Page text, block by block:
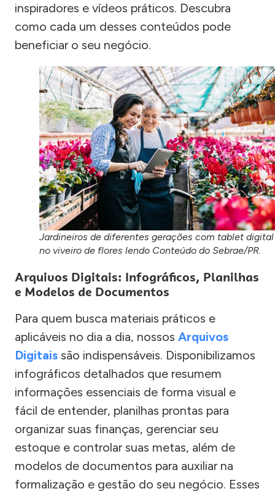
inspiradores e vídeos práticos. Descubra
como cada um desses conteúdos pode
beneficiar o seu negócio.
Jardineiros de diferentes gerações com tablet digital
no viveiro de flores lendo Conteúdo do Sebrae/PR.
Arquivos Digitais: Infográficos, Planilhas
e Modelos de Documentos
Para quem busca materiais práticos e
aplicáveis no dia a dia, nossos Arquivos
Digitais são indispensáveis. Disponibilizamos
infográficos detalhados que resumem
informações essenciais de forma visual e
fácil de entender, planilhas prontas para
organizar suas finanças, gerenciar seu
estoque e controlar suas metas, além de
modelos de documentos para auxiliar na
formalização e gestão do seu negócio. Esses